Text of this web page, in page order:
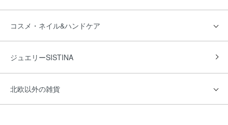
コスメ・ネイル&ハンドケア
ジュエリーSISTINA
北欧以外の雑貨